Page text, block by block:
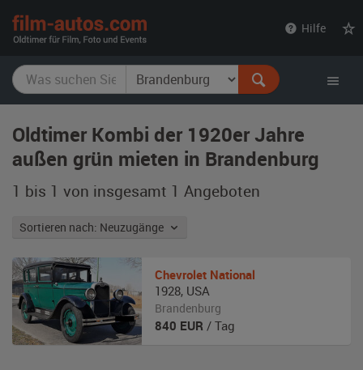
Hilfe
Oldtimer Kombi der 1920er Jahre
außen grün mieten in Brandenburg
1 bis 1 von insgesamt 1 Angeboten
Sortieren nach: Neuzugänge
Chevrolet National
1928, USA
Brandenburg
840 EUR / Tag